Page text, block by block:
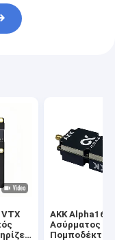
VTX
AKK Alpha16
Ασύρματος
Πομποδέκτης